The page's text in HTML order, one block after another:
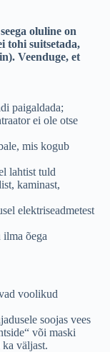
oluline on
tohi suitsetada,
Veenduge, et
paigaldada;
ei ole otse
mis kogub
lahtist tuld
kaminast,
elektriseadmetest
õega
voolikud
soojas vees
või maski
väljast.